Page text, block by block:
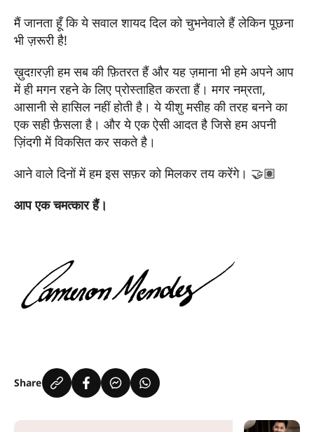
मैं जानता हूँ कि ये सवाल शायद दिल को चुभनेवाले हैं लेकिन पूछना
भी ज़रूरी है!
ख़ुदग़रज़ी हम सब की फ़ितरत हैं और यह ज़माना भी हमे अपने आप
में ही मगन रहने के लिए प्रोस्ताहित करता हैं। मगर नम्रता,
आसानी से हासिल नहीं होती है। ये यीशु मसीह की तरह बनने का
एक सही फ़ैसला है। और ये एक ऐसी आदत है जिसे हम अपनी
ज़िंदगी में विकसित कर सकते है।
आने वाले दिनों में हम इस सफ़र को मिलकर तय करेंगे। 🤝🏽
आप एक चमत्कार हैं।
Share